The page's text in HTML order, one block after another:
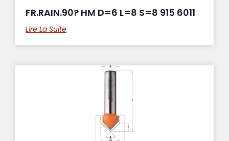
FR.RAIN.90? HM D=6 L=8 S=8 915 6011
Lire La Suite